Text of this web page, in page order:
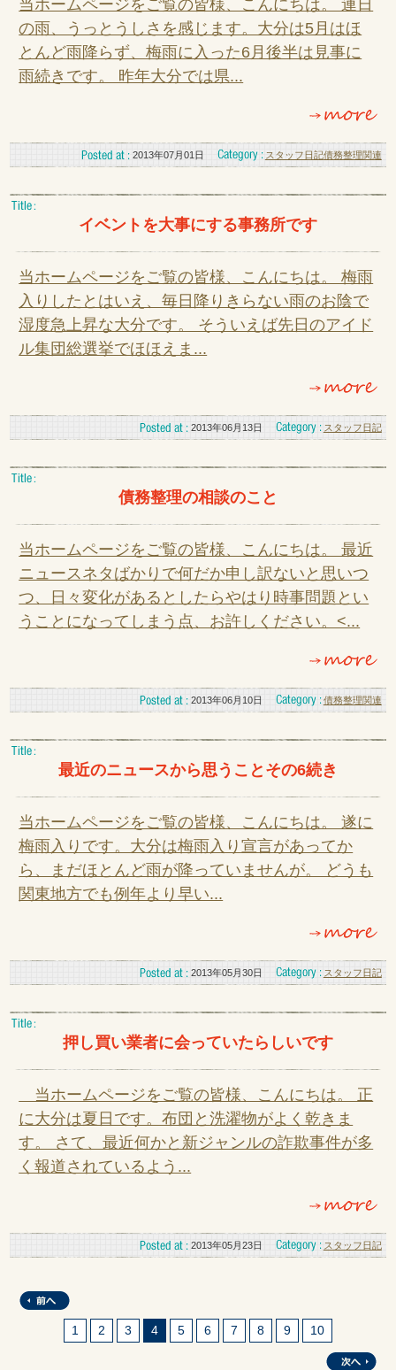
当ホームページをご覧の皆様、こんにちは。 連日
の雨、うっとうしさを感じます。大分は5月はほ
とんど雨降らず、梅雨に入った6月後半は見事に
雨続きです。 昨年大分では県...
スタッフ日記債務整理関連
2013年07月01日
イベントを大事にする事務所です
当ホームページをご覧の皆様、こんにちは。 梅雨
入りしたとはいえ、毎日降りきらない雨のお陰で
湿度急上昇な大分です。 そういえば先日のアイド
ル集団総選挙でほほえま...
スタッフ日記
2013年06月13日
債務整理の相談のこと
当ホームページをご覧の皆様、こんにちは。 最近
ニュースネタばかりで何だか申し訳ないと思いつ
つ、日々変化があるとしたらやはり時事問題とい
うことになってしまう点、お許しください。<...
債務整理関連
2013年06月10日
最近のニュースから思うことその6続き
当ホームページをご覧の皆様、こんにちは。 遂に
梅雨入りです。大分は梅雨入り宣言があってか
ら、まだほとんど雨が降っていませんが。 どうも
関東地方でも例年より早い...
スタッフ日記
2013年05月30日
押し買い業者に会っていたらしいです
当ホームページをご覧の皆様、こんにちは。 正
に大分は夏日です。布団と洗濯物がよく乾きま
す。 さて、最近何かと新ジャンルの詐欺事件が多
く報道されているよう...
スタッフ日記
2013年05月23日
1 2 3 4 5 6 7 8 9 10